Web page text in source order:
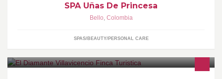
SPA Uñas De Princesa
Bello, Colombia
SPAS/BEAUTY/PERSONAL CARE